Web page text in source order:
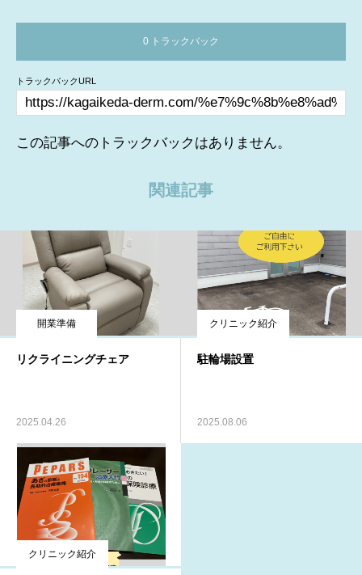
0 トラックバック
トラックバックURL
この記事へのトラックバックはありません。
関連記事
開業準備
リクライニングチェア
2025.04.26
クリニック紹介
駐輪場設置
2025.08.06
クリニック紹介